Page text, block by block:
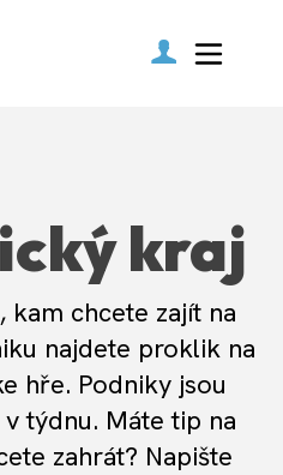
kraj
chcete zajít na
najdete proklik na
hře. Podniky jsou
týdnu. Máte tip na
zahrát? Napište